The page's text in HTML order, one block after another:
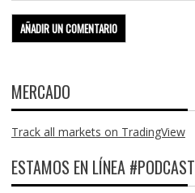
MERCADO
Track all markets on TradingView
ESTAMOS EN LÍNEA #PODCAST